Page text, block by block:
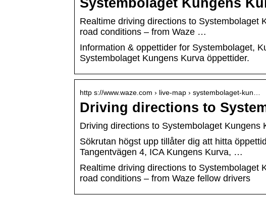
Systembolaget Kungens
Realtime driving directions to Systembolaget
road conditions – from Waze …
Information & oppettider for Systembolaget,
Systembolaget Kungens Kurva öppettider.
http s://www.waze.com › live-map › systembolaget-kun…
Driving directions to
Driving directions to Systembolaget Kungens
Sökrutan högst upp tillåter dig att hitta
Tangentvägen 4, ICA Kungens Kurva, …
Realtime driving directions to Systembolaget
road conditions – from Waze fellow drivers